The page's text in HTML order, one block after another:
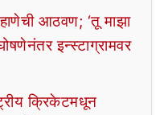
आठवण; ‘तू माझा
इन्स्टाग्रामवर
क्रिकेटमधून